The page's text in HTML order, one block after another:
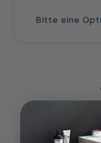
Front
Bitte eine
Links